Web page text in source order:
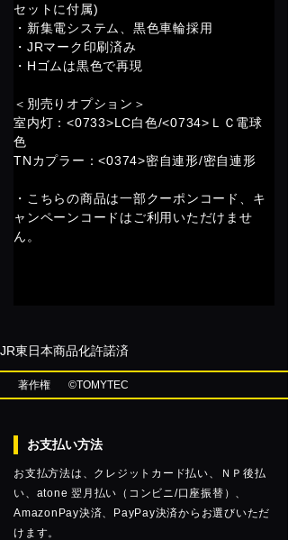
セットに付属)
・新集電システム、黒色車輪採用
・JRマーク印刷済み
・Hゴムは黒色で再現
＜別売りオプション＞
室内灯：<0733>LC白色/<0734>ＬＣ電球
色
TNカプラー：<0374>密自連形/密自連形
・こちらの商品は一部クーポンコード、キ
ャンペーンコードはご利用いただけませ
ん。
JR東日本商品化許諾済
著作権 ©TOMYTEC
お支払い方法
お支払方法は、クレジットカード払い、ＮＰ後払
い、atone 翌月払い（コンビニ/口座振替）、
AmazonPay決済、PayPay決済からお選びいただ
けます。